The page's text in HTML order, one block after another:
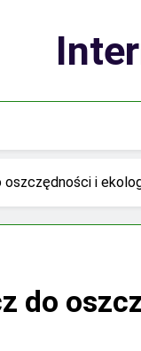
oszczędności i
do